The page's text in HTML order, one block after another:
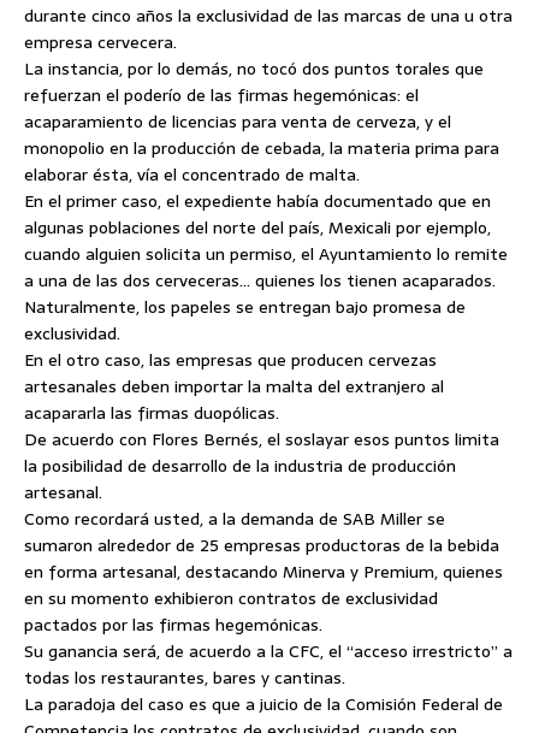
durante cinco años la exclusividad de las marcas de una u otra
empresa cervecera.
La instancia, por lo demás, no tocó dos puntos torales que
refuerzan el poderío de las firmas hegemónicas: el
acaparamiento de licencias para venta de cerveza, y el
monopolio en la producción de cebada, la materia prima para
elaborar ésta, vía el concentrado de malta.
En el primer caso, el expediente había documentado que en
algunas poblaciones del norte del país, Mexicali por ejemplo,
cuando alguien solicita un permiso, el Ayuntamiento lo remite
a una de las dos cerveceras… quienes los tienen acaparados.
Naturalmente, los papeles se entregan bajo promesa de
exclusividad.
En el otro caso, las empresas que producen cervezas
artesanales deben importar la malta del extranjero al
acapararla las firmas duopólicas.
De acuerdo con Flores Bernés, el soslayar esos puntos limita
la posibilidad de desarrollo de la industria de producción
artesanal.
Como recordará usted, a la demanda de SAB Miller se
sumaron alrededor de 25 empresas productoras de la bebida
en forma artesanal, destacando Minerva y Premium, quienes
en su momento exhibieron contratos de exclusividad
pactados por las firmas hegemónicas.
Su ganancia será, de acuerdo a la CFC, el “acceso irrestricto” a
todas los restaurantes, bares y cantinas.
La paradoja del caso es que a juicio de la Comisión Federal de